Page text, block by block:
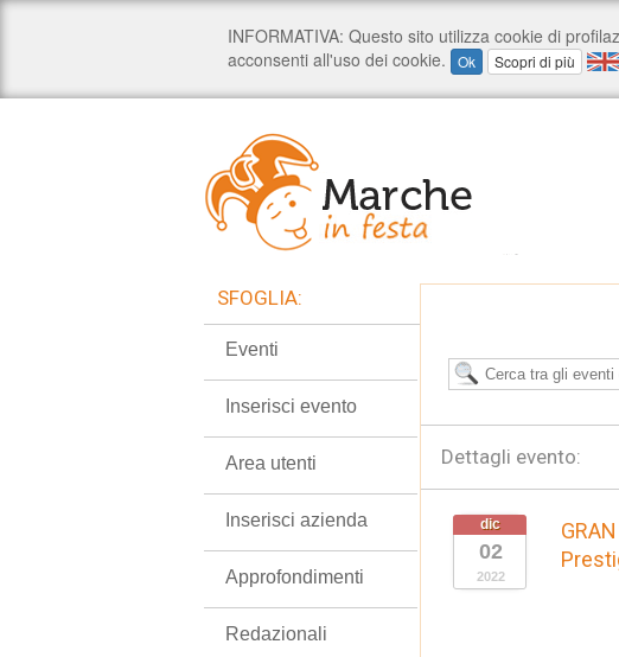
Dettagli evento:
dic
02
2022
SFOGLIA:
Eventi
Inserisci evento
Area utenti
Inserisci azienda
Approfondimenti
Redazionali